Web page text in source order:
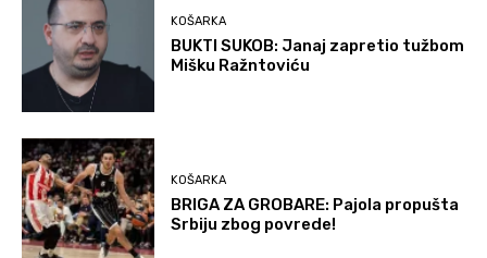
KOŠARKA
BUKTI SUKOB: Janaj zapretio tužbom
Mišku Ražntoviću
KOŠARKA
BRIGA ZA GROBARE: Pajola propušta
Srbiju zbog povrede!